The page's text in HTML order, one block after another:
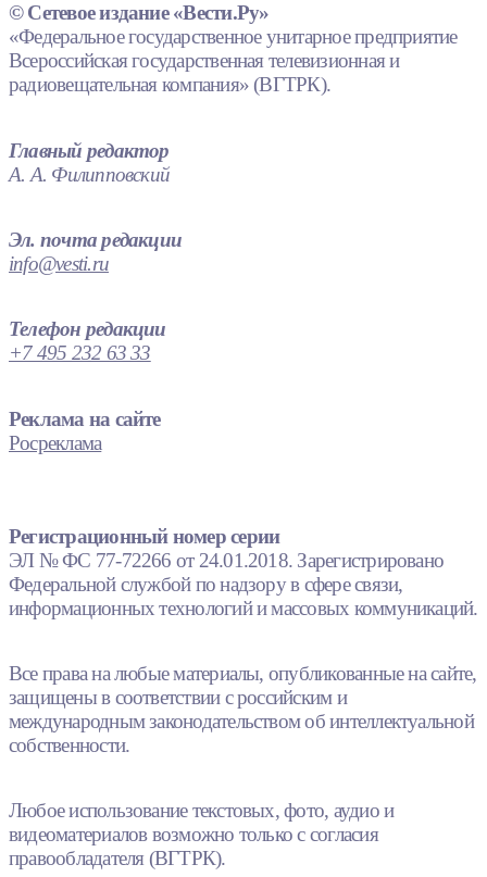
© Сетевое издание «Вести.Ру»
«Федеральное государственное унитарное предприятие
Всероссийская государственная телевизионная и
радиовещательная компания» (ВГТРК).
Главный редактор
А. А. Филипповский
Эл. почта редакции
info@vesti.ru
Телефон редакции
+7 495 232 63 33
Реклама на сайте
Росреклама
Регистрационный номер серии
ЭЛ № ФС 77-72266 от 24.01.2018. Зарегистрировано
Федеральной службой по надзору в сфере связи,
информационных технологий и массовых коммуникаций.
Все права на любые материалы, опубликованные на сайте,
защищены в соответствии с российским и
международным законодательством об интеллектуальной
собственности.
Любое использование текстовых, фото, аудио и
видеоматериалов возможно только с согласия
правообладателя (ВГТРК).